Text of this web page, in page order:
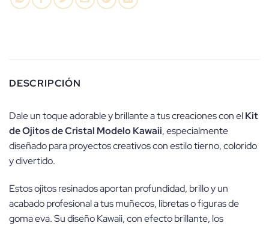
DESCRIPCIÓN
Dale un toque adorable y brillante a tus creaciones con elKit
de Ojitos de Cristal Modelo Kawaii, especialmente
diseñado para proyectos creativos con estilo tierno, colorido
y divertido.
Estos ojitos resinados aportan profundidad, brillo y un
acabado profesional a tus muñecos, libretas o figuras de
goma eva. Su diseño Kawaii, con efecto brillante, los